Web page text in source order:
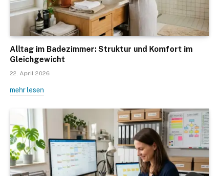
Alltag im Badezimmer: Struktur und Komfort im
Gleichgewicht
22. April 2026
mehr lesen